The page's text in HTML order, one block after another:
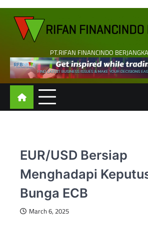
Skip
content
PT.RIFAN FINANCINDO
EUR/USD Bersiap
Menghadapi
Bunga ECB
March 6, 2025